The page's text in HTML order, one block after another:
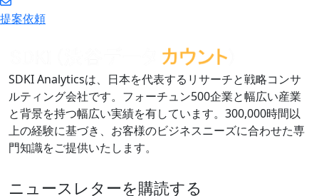
提案依頼
SDKI Analyticsは、日本を代表するリサーチと戦略コンサ
ルティング会社です。フォーチュン500企業と幅広い産業
と背景を持つ幅広い実績を有しています。300,000時間以
上の経験に基づき、お客様のビジネスニーズに合わせた専
門知識をご提供いたします。
ニュースレターを購読する